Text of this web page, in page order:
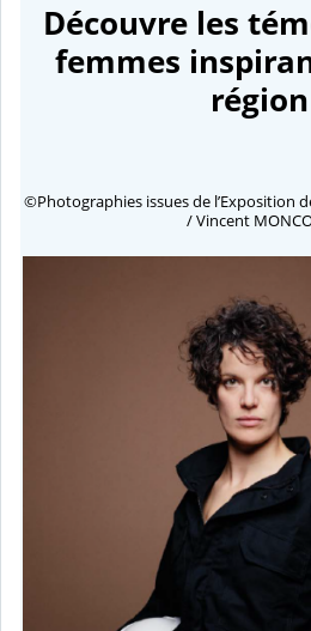
Découvre les
femmes
©Photographies issues de l’Exposition
/ Vincent